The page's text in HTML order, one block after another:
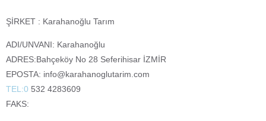
ŞİRKET : Karahanoğlu Tarım
ADI/UNVANI: Karahanoğlu
ADRES:Bahçeköy No 28 Seferihisar İZMİR
EPOSTA: info@karahanoglutarim.com
TEL:0 532 4283609
FAKS: